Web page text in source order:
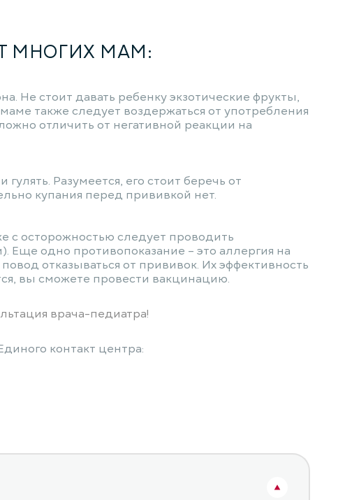
МНОГИХ МАМ:
Не стоит давать ребенку экзотические фрукты,
также следует воздержаться от употребления
отличить от негативной реакции на
Разумеется, его стоит беречь от
купания перед прививкой нет.
с осторожностью следует проводить
Еще одно противопоказание – это аллергия на
отказываться от прививок. Их эффективность
вы сможете провести вакцинацию.
врача-педиатра!
контакт центра: